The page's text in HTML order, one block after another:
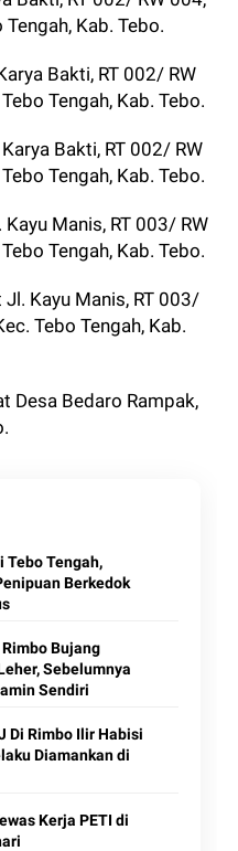
Kab. Tebo.
Bakti, RT 002/ RW
Tengah, Kab. Tebo.
Bakti, RT 002/ RW
Tengah, Kab. Tebo.
Manis, RT 003/ RW
Tengah, Kab. Tebo.
Jl. Kayu Manis, RT 003/
Tebo Tengah, Kab.
Desa Bedaro Rampak,
Tebo Tengah,
Berkedok
Bujang
Sebelumnya
Sendiri
Di Rimbo Ilir Habisi
Diamankan di
Kerja PETI di